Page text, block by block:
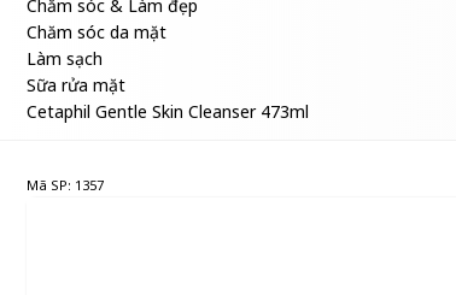
Chăm sóc & Làm đẹp
Chăm sóc da mặt
Làm sạch
Sữa rửa mặt
Cetaphil Gentle Skin Cleanser 473ml
Mã SP: 1357